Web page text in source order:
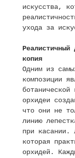
искусства,
ухода за
копия
Одним из
композиции
орхидеи
что они не
линию
при касании.
которая
орхидей.